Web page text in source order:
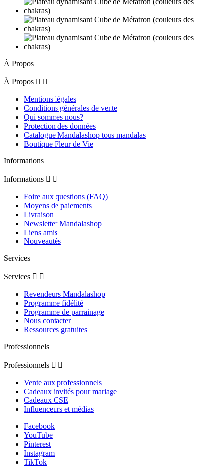
À Propos
À Propos  
Mentions légales
Conditions générales de vente
Qui sommes nous?
Protection des données
Catalogue Mandalashop tous mandalas
Boutique Fleur de Vie
Informations
Informations  
Foire aux questions (FAQ)
Moyens de paiements
Livraison
Newsletter Mandalashop
Liens amis
Nouveautés
Services
Services  
Revendeurs Mandalashop
Programme fidélité
Programme de parrainage
Nous contacter
Ressources gratuites
Professionnels
Professionnels  
Vente aux professionnels
Cadeaux invités pour mariage
Cadeaux CSE
Influenceurs et médias
Facebook
YouTube
Pinterest
Instagram
TikTok